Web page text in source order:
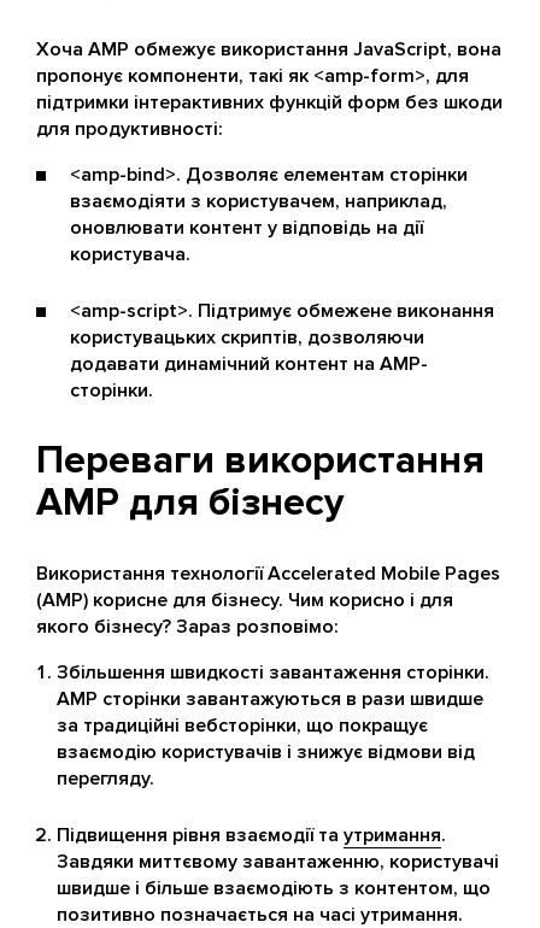
Хоча AMP обмежує використання JavaScript, вона
пропонує компоненти, такі як <amp-form>, для
підтримки інтерактивних функцій форм без шкоди
для продуктивності:
<amp-bind>. Дозволяє елементам сторінки
взаємодіяти з користувачем, наприклад,
оновлювати контент у відповідь на дії
користувача.
<amp-script>. Підтримує обмежене виконання
користувацьких скриптів, дозволяючи
додавати динамічний контент на AMP-
сторінки.
Переваги використання
AMP для бізнесу
Використання технології Accelerated Mobile Pages
(AMP) корисне для бізнесу. Чим корисно і для
якого бізнесу? Зараз розповімо:
Збільшення швидкості завантаження сторінки.
AMP сторінки завантажуються в рази швидше
за традиційні вебсторінки, що покращує
взаємодію користувачів і знижує відмови від
перегляду.
Підвищення рівня взаємодії та утримання.
Завдяки миттєвому завантаженню, користувачі
швидше і більше взаємодіють з контентом, що
позитивно позначається на часі утримання.